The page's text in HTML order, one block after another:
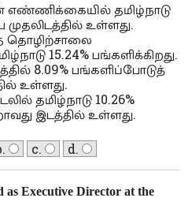
தமிழ்நாடு
முதலிடத்தில் உள்ளது.
தொழிற்சாலை
15.24% பங்களிக்கிறது.
8.09% பங்களிப்போடுத்
உள்ளது.
தமிழ்நாடு 10.26%
இடத்தில் உள்ளது.
c. d.
as Executive Director at the